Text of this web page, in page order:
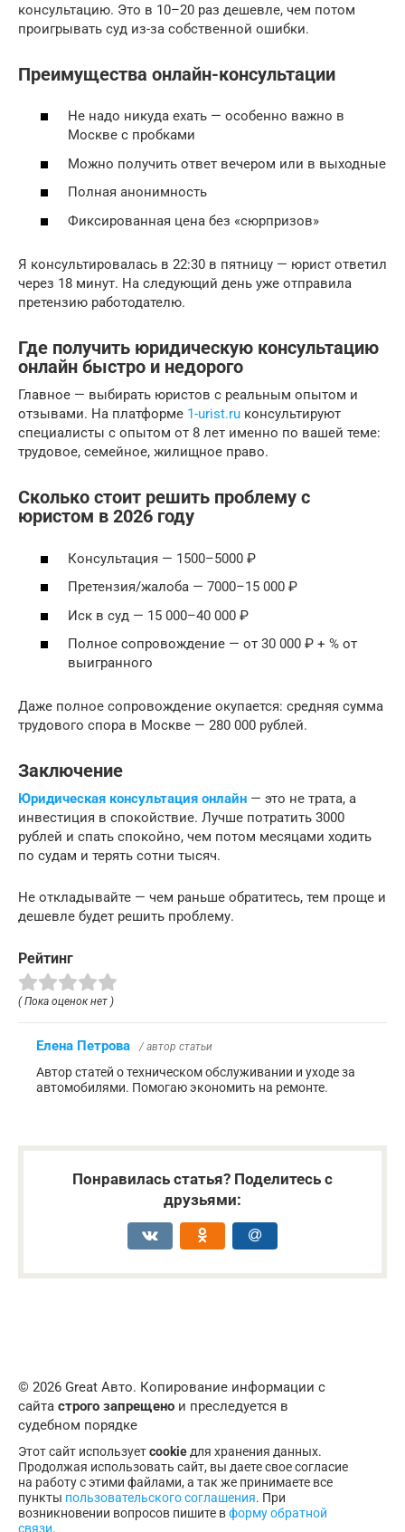
консультацию. Это в 10–20 раз дешевле, чем потом
проигрывать суд из-за собственной ошибки.
Преимущества онлайн-консультации
Не надо никуда ехать — особенно важно в
Москве с пробками
Можно получить ответ вечером или в выходные
Полная анонимность
Фиксированная цена без «сюрпризов»
Я консультировалась в 22:30 в пятницу — юрист ответил
через 18 минут. На следующий день уже отправила
претензию работодателю.
Где получить юридическую консультацию
онлайн быстро и недорого
Главное — выбирать юристов с реальным опытом и
отзывами. На платформе 1-urist.ru консультируют
специалисты с опытом от 8 лет именно по вашей теме:
трудовое, семейное, жилищное право.
Сколько стоит решить проблему с
юристом в 2026 году
Консультация — 1500–5000 ₽
Претензия/жалоба — 7000–15 000 ₽
Иск в суд — 15 000–40 000 ₽
Полное сопровождение — от 30 000 ₽ + % от
выигранного
Даже полное сопровождение окупается: средняя сумма
трудового спора в Москве — 280 000 рублей.
Заключение
Юридическая консультация онлайн — это не трата, а
инвестиция в спокойствие. Лучше потратить 3000
рублей и спать спокойно, чем потом месяцами ходить
по судам и терять сотни тысяч.
Не откладывайте — чем раньше обратитесь, тем проще и
дешевле будет решить проблему.
Рейтинг
( Пока оценок нет )
Елена Петрова / автор статьи
Автор статей о техническом обслуживании и уходе за
автомобилями. Помогаю экономить на ремонте.
Понравилась статья? Поделитесь с
друзьями:
© 2026 Great Авто. Копирование информации с
сайта строго запрещено и преследуется в
судебном порядке
Этот сайт используетcookie для хранения данных.
Продолжая использовать сайт, вы даете свое согласие
на работу с этими файлами, а так же принимаете все
пункты пользовательского соглашения. При
возникновении вопросов пишите вформу обратной
связи.